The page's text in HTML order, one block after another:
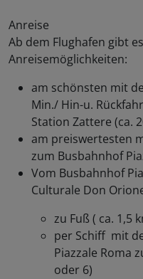
Anreise
Ab dem Flughafen gibt
Anreisemöglichkeiten:
am schönsten mit
Min./ Hin-u.
Station Zattere (ca.
am preiswertesten
zum Busbahnhof
Vom Busbahnhof
Culturale Don
zu Fuß ( ca. 1,5
per Schiff mit
Piazzale Roma
oder 6)